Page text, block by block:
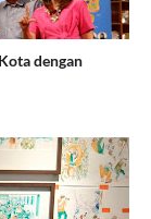
dengan